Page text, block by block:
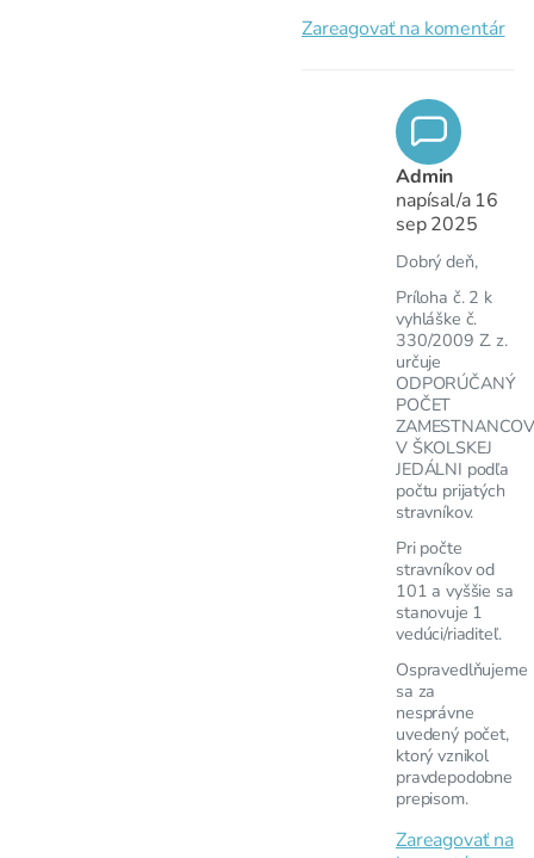
Zareagovať na komentár
Admin
napísal/a 16
sep 2025
Dobrý deň,
Príloha č. 2 k
vyhláške č.
330/2009 Z. z.
určuje
ODPORÚČANÝ
POČET
V ŠKOLSKEJ
JEDÁLNI podľa
počtu prijatých
stravníkov.
Pri počte
stravníkov od
101 a vyššie sa
stanovuje 1
vedúci/riaditeľ.
Ospravedlňujeme
sa za
nesprávne
uvedený počet,
ktorý vznikol
pravdepodobne
prepisom.
Zareagovať na